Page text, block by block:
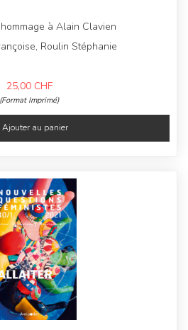
à Alain Clavien
Roulin Stéphanie
25,00 CHF
(Format Imprimé)
Ajouter au panier